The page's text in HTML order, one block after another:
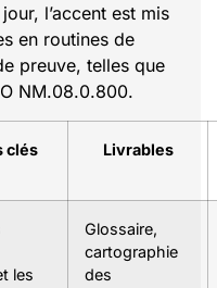
l’accent est mis
en routines de
preuve, telles que
NM.08.0.800.
clés Livrables
les
Glossaire,
cartographie
des